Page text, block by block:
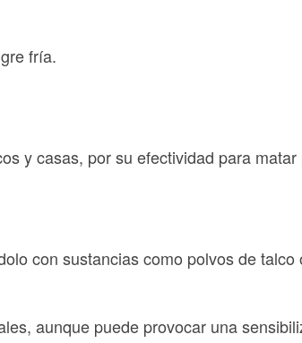
fría.
y casas, por su efectividad para
con sustancias como polvos de talco
aunque puede provocar una